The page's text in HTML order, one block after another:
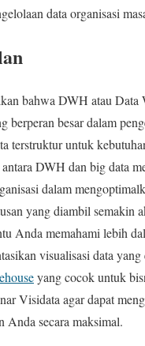
data organisasi
bahwa DWH atau Data
berperan besar dalam
terstruktur untuk
DWH dan big data
dalam
yang diambil semakin
Anda memahami lebih
visualisasi data
yang cocok untuk
Visidata agar dapat
Anda secara maksimal.